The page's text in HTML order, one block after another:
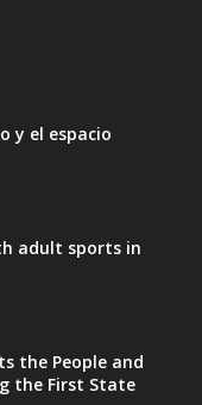
y el espacio
adult sports in
the People and
the First State